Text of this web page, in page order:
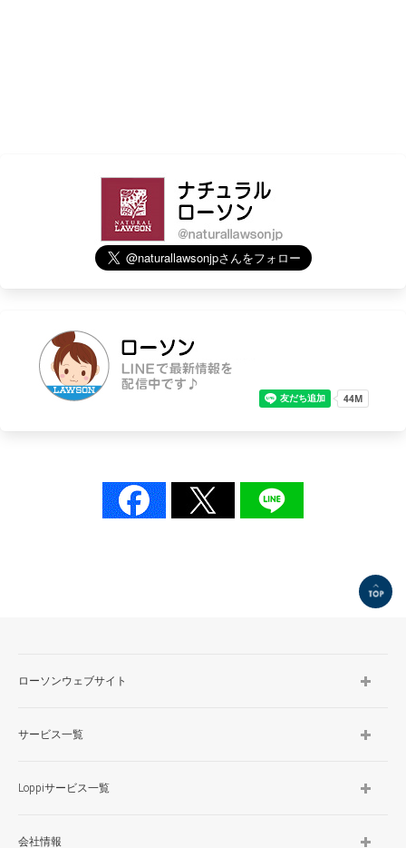
ローソンウェブサイト
サービス一覧
Loppiサービス一覧
会社情報